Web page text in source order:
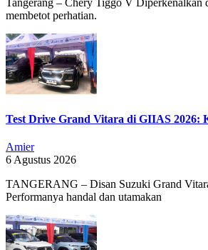
Tangerang – Chery Tiggo V Diperkenalkan
membetot perhatian.
Test Drive Grand Vitara di GIIAS 2026:
Amier
6 Agustus 2026
TANGERANG – Disan Suzuki Grand
Performanya handal dan utamakan